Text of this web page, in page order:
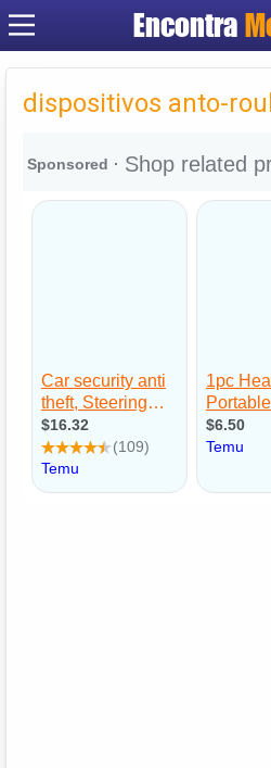
Encontra
Criar
dispositivos anto-